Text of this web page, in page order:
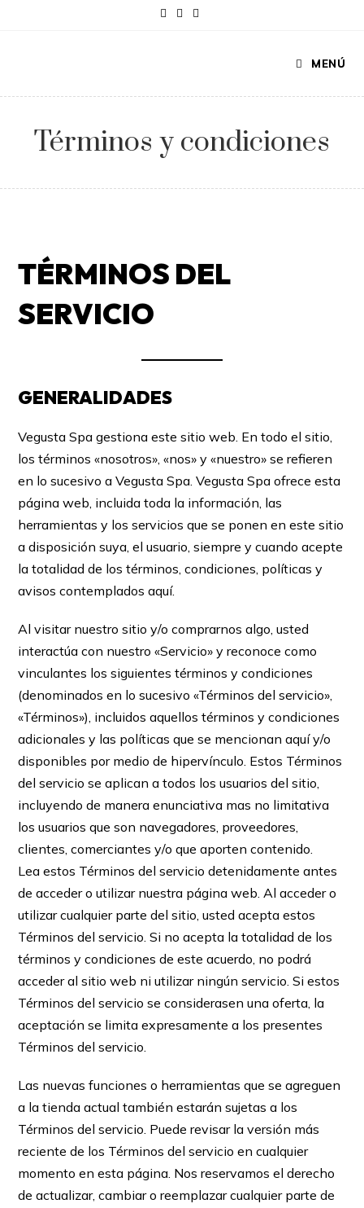
MENÚ
Términos y condiciones
TÉRMINOS DEL
SERVICIO
GENERALIDADES
Vegusta Spa gestiona este sitio web. En todo el sitio,
los términos «nosotros», «nos» y «nuestro» se refieren
en lo sucesivo a Vegusta Spa. Vegusta Spa ofrece esta
página web, incluida toda la información, las
herramientas y los servicios que se ponen en este sitio
a disposición suya, el usuario, siempre y cuando acepte
la totalidad de los términos, condiciones, políticas y
avisos contemplados aquí.
Al visitar nuestro sitio y/o comprarnos algo, usted
interactúa con nuestro «Servicio» y reconoce como
vinculantes los siguientes términos y condiciones
(denominados en lo sucesivo «Términos del servicio»,
«Términos»), incluidos aquellos términos y condiciones
adicionales y las políticas que se mencionan aquí y/o
disponibles por medio de hipervínculo. Estos Términos
del servicio se aplican a todos los usuarios del sitio,
incluyendo de manera enunciativa mas no limitativa
los usuarios que son navegadores, proveedores,
clientes, comerciantes y/o que aporten contenido.
Lea estos Términos del servicio detenidamente antes
de acceder o utilizar nuestra página web. Al acceder o
utilizar cualquier parte del sitio, usted acepta estos
Términos del servicio. Si no acepta la totalidad de los
términos y condiciones de este acuerdo, no podrá
acceder al sitio web ni utilizar ningún servicio. Si estos
Términos del servicio se considerasen una oferta, la
aceptación se limita expresamente a los presentes
Términos del servicio.
Las nuevas funciones o herramientas que se agreguen
a la tienda actual también estarán sujetas a los
Términos del servicio. Puede revisar la versión más
reciente de los Términos del servicio en cualquier
momento en esta página. Nos reservamos el derecho
de actualizar, cambiar o reemplazar cualquier parte de